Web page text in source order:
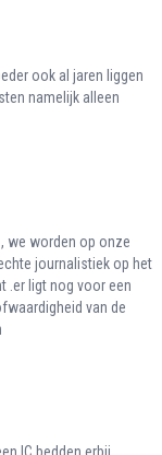
ook al jaren liggen
namelijk alleen
we worden op onze
journalistiek op het
.er ligt nog voor een
van de